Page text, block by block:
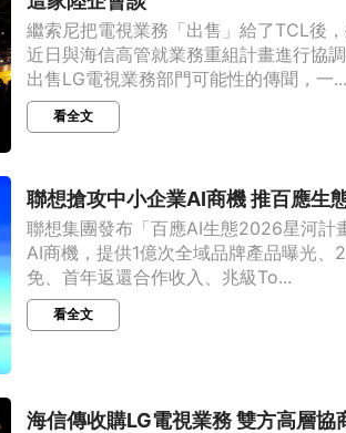
繼索尼把電視業務「出售」給了TCL後
近日與海信高管就業務重組計畫進行協
出售LG電視業務部門可能性的傳聞，一...
看全文
聯想搶攻中小企業AI商機 推百應生
聯想集團發布「百應AI生態2026星河計
AI商機，提供1億次全域品牌產品曝光、
免、首年返還合作收入、兆級To...
看全文
海信傳收購LG電視業務 雙方高層協